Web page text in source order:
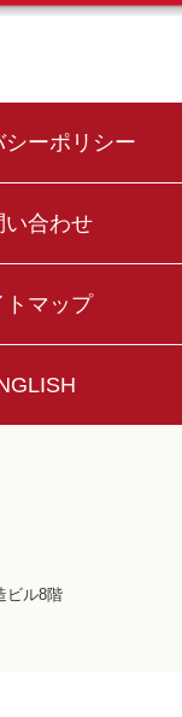
シーポリシー
い合わせ
トマップ
ビル8階